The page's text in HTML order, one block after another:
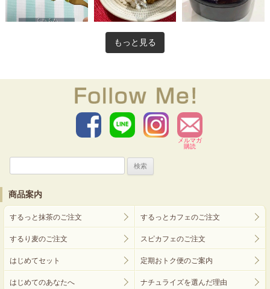
もっと見る
メルマガ
購読
商品案内
するっと抹茶のご注文 するっとカフェのご注文
するり麦のご注文 スピカフェのご注文
はじめてセット 定期おトク便のご案内
はじめてのあなたへ ナチュライズを選んだ理由